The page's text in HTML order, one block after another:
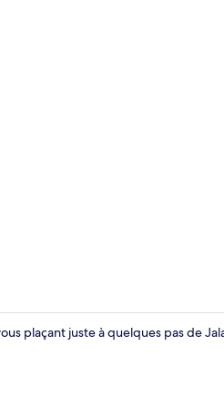
plaçant juste à quelques pas de